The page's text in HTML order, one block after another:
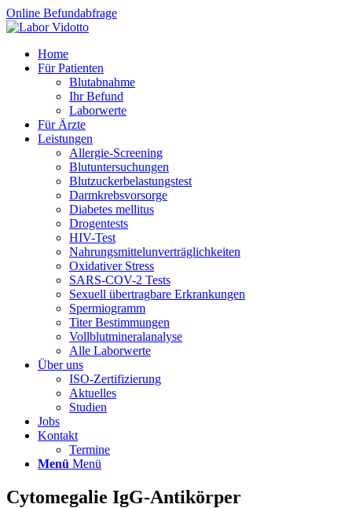
Online Befundabfrage
Home
Für Patienten
Blutabnahme
Ihr Befund
Laborwerte
Für Ärzte
Leistungen
Allergie-Screening
Blutuntersuchungen
Blutzucker­belastungstest
Darmkrebsvorsorge
Diabetes mellitus
Drogentests
HIV-Test
Nahrungsmittel­unverträglichkeiten
Oxidativer Stress
SARS-COV-2 Tests
Sexuell übertragbare Erkrankungen
Spermiogramm
Titer Bestimmungen
Vollblutmineralanalyse
Alle Laborwerte
Über uns
ISO-Zertifizierung
Aktuelles
Studien
Jobs
Kontakt
Termine
Menü Menü
Cytomegalie IgG-Antikörper